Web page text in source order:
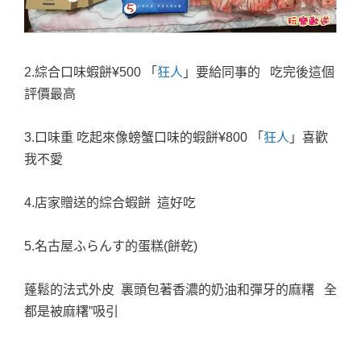
2.綜合口味蝦餅¥500 「 狂人 」要給同事的 吃完後這個
評價最高
3.口味重 吃起來像螃蟹口味的蝦餅¥800 「 狂人 」喜歡
我不愛
4.店家贈送的綜合蝦餅 這好吃
5.名古屋ふらんす的蛋糕(餅乾)
蓬鬆的法式外皮 裏頭包著香濃的奶油和彈牙的麻糬 全
都是被麻糬”吸引